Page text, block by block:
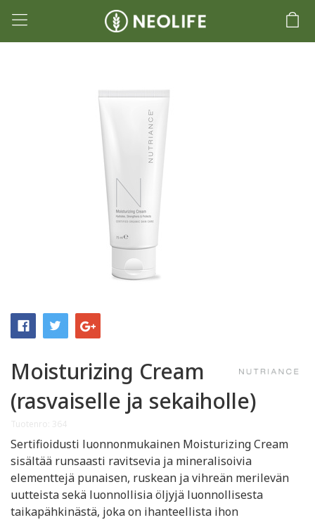
Moisturizing Cream
(rasvaiselle ja sekaiholle)
Sertifioidusti luonnonmukainen Moisturizing Cream
sisältää runsaasti ravitsevia ja mineralisoivia
elementtejä punaisen, ruskean ja vihreän merilevän
uutteista sekä luonnollisia öljyjä luonnollisesta
taikapähkinästä, joka on ihanteellista ihon